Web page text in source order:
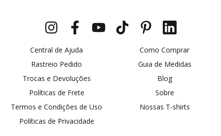
Central de Ajuda
Rastreio Pedido
Trocas e Devoluções
Políticas de Frete
Termos e Condições de Uso
Políticas de Privacidade
Como Comprar
Guia de Medidas
Blog
Sobre
Nossas T-shirts